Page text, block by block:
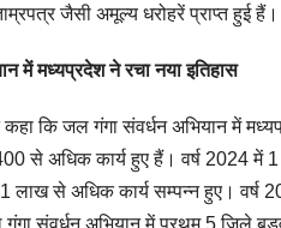
जैसी अमूल्य धरोहरें प्राप्त हुई हैं।
में मध्यप्रदेश ने रचा नया इतिहास
कहा कि जल गंगा संवर्धन अभियान में
से अधिक कार्य हुए हैं। वर्ष 2024 में
से अधिक कार्य सम्पन्न हुए। वर्ष
संवर्धन अभियान में प्रथम 5 जिले